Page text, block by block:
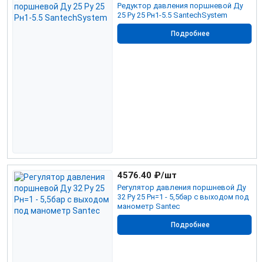
Редуктор давления поршневой Ду
25 Ру 25 Рн1-5.5 SantechSystem
Подробнее
Регулятор давления поршневой Ду
32 Ру 25 Рн=1 - 5,5бар с выходом под
манометр Santec
4576.40 ₽/шт
Подробнее